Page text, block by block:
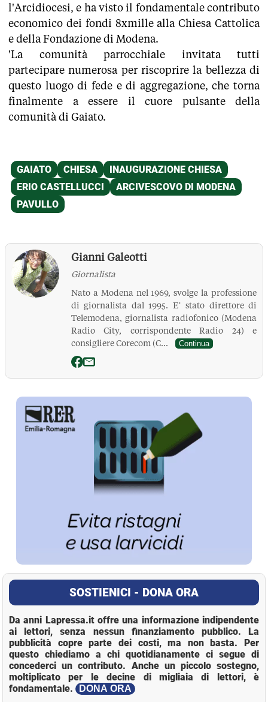
l'Arcidiocesi, e ha visto il fondamentale contributo
economico dei fondi 8xmille alla Chiesa Cattolica
e della Fondazione di Modena.
'La comunità parrocchiale invitata tutti
partecipare numerosa per riscoprire la bellezza di
questo luogo di fede e di aggregazione, che torna
finalmente a essere il cuore pulsante della
comunità di Gaiato.
Gianni Galeotti
Giornalista
Nato a Modena nel 1969, svolge la professione
di giornalista dal 1995. E’ stato direttore di
Telemodena, giornalista radiofonico (Modena
Radio City, corrispondente Radio 24) e
consigliere Corecom (C...
Continua
La Pressa
SOSTIENICI - DONA ORA
Da anni Lapressa.it offre una informazione indipendente
ai lettori, senza nessun finanziamento pubblico. La
pubblicità copre parte dei costi, ma non basta. Per
questo chiediamo a chi quotidianamente ci segue di
concederci un contributo. Anche un piccolo sostegno,
moltiplicato per le decine di migliaia di lettori, è
fondamentale.
DONA ORA